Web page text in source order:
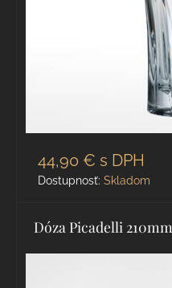
44,90 € s DPH
Dostupnosť: Skladom
Dóza Picadelli 210mm